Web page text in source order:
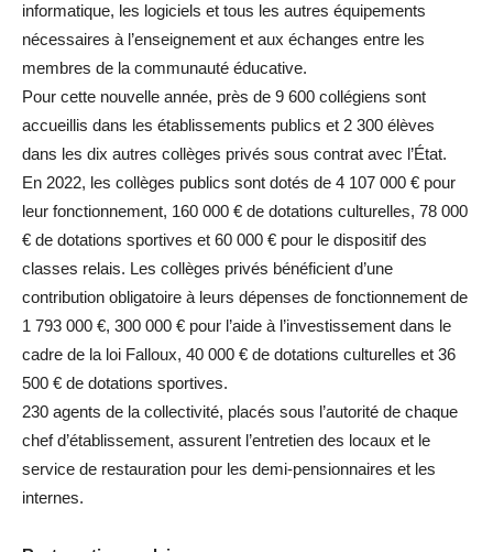
informatique, les logiciels et tous les autres équipements
nécessaires à l’enseignement et aux échanges entre les
membres de la communauté éducative.
Pour cette nouvelle année, près de 9 600 collégiens sont
accueillis dans les établissements publics et 2 300 élèves
dans les dix autres collèges privés sous contrat avec l’État.
En 2022, les collèges publics sont dotés de 4 107 000 € pour
leur fonctionnement, 160 000 € de dotations culturelles, 78 000
€ de dotations sportives et 60 000 € pour le dispositif des
classes relais. Les collèges privés bénéficient d’une
contribution obligatoire à leurs dépenses de fonctionnement de
1 793 000 €, 300 000 € pour l’aide à l’investissement dans le
cadre de la loi Falloux, 40 000 € de dotations culturelles et 36
500 € de dotations sportives.
230 agents de la collectivité, placés sous l’autorité de chaque
chef d’établissement, assurent l’entretien des locaux et le
service de restauration pour les demi-pensionnaires et les
internes.